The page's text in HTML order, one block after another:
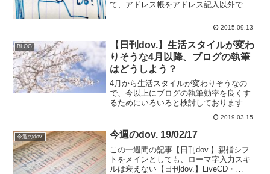
て、アドレス帳をアドレス記入以外で使
の記事については日本能率協会マネジメ
ました。アドレス帳の新...
2015.09.13
BLOG
【日刊dov.】生活スタイルが変わ
りそうな4月以降、ブログの執筆
はどうしよう？
4月から生活スタイルが変わりそうなの
で、今以上にブログの執筆効率を良くす
るためにいろいろと検討しております。
執筆効率を良くするアイテムの1つに上が
ったのが最近流行っている音声入力、今
までも何度か使っていたのですがこれを
本格的に使用するにはど...
2019.03.15
今週のdov. 今週のdov. 19/02/17
この一週間の記事【日刊dov.】親指シフ
トをメインとしても、ローマ字入力スキ
ルは衰えない【日刊dov.】LiveCD・